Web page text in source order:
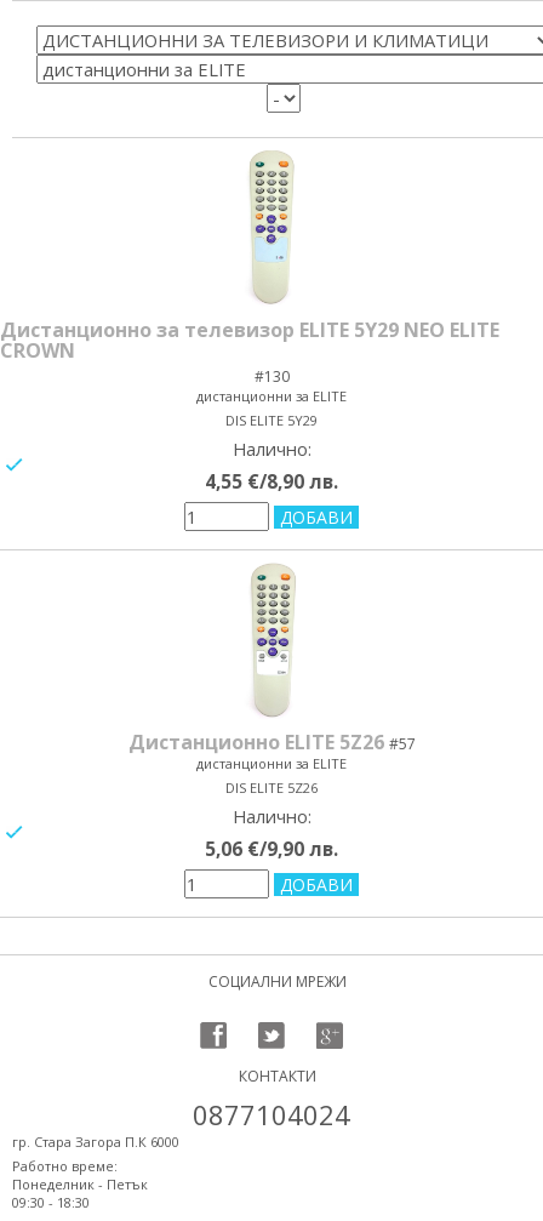
Дистанционно за телевизор ELITE 5Y29 NEO ELITE
CROWN
#130
дистанционни за ELITE
DIS ELITE 5Y29
Налично:
4,55 €/8,90 лв.
Дистанционно ELITE 5Z26 #57
дистанционни за ELITE
DIS ELITE 5Z26
Налично:
5,06 €/9,90 лв.
СОЦИАЛНИ МРЕЖИ
КОНТАКТИ
0877104024
гр. Стара Загора П.К 6000
Работно време:
Понеделник - Петък
09:30 - 18:30